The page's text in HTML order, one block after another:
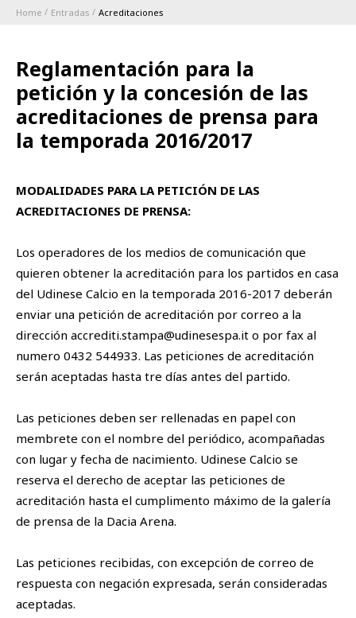
1896 MEMBERSHIP PROGRAM
TEMPORADA
Calendari e Risultati
Classifiche
Esports
BLUENERGY STADIUM
MEETING CENTER
PATROCINADORES
SQUADRE
PHOTOGALLERY
Home Entradas Acreditaciones
Reglamentación para la
petición y la concesión de las
acreditaciones de prensa para
la temporada 2016/2017
MODALIDADES PARA LA PETICIÓN DE LAS
ACREDITACIONES DE PRENSA:
Los operadores de los medios de comunicación que
quieren obtener la acreditación para los partidos en casa
del Udinese Calcio en la temporada 2016-2017 deberán
enviar una petición de acreditación por correo a la
dirección accrediti.stampa@udinesespa.it o por fax al
numero 0432 544933. Las peticiones de acreditación
serán aceptadas hasta tre días antes del partido.
Las peticiones deben ser rellenadas en papel con
membrete con el nombre del periódico, acompañadas
con lugar y fecha de nacimiento. Udinese Calcio se
reserva el derecho de aceptar las peticiones de
acreditación hasta el cumplimento máximo de la galería
de prensa de la Dacia Arena.
Las peticiones recibidas, con excepción de correo de
respuesta con negación expresada, serán consideradas
aceptadas.